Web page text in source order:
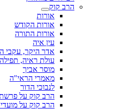
הרב קוק
אורות
אורות הקודש
אורות התורה
עין איה
אדר היקר, עקבי
עולת ראיה,
מוסר אביך
מאמרי הראי"ה
לנבוכי הדור
הרב קוק על
הרב קוק על